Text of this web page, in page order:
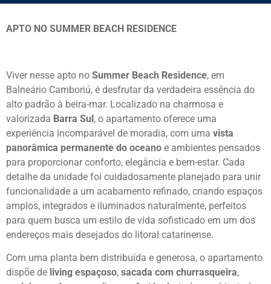
APTO NO SUMMER BEACH RESIDENCE
Viver nesse apto no Summer Beach Residence, em
Balneário Camboriú, é desfrutar da verdadeira essência do
alto padrão à beira-mar. Localizado na charmosa e
valorizada Barra Sul, o apartamento oferece uma
experiência incomparável de moradia, com uma vista
panorâmica permanente do oceano e ambientes pensados
para proporcionar conforto, elegância e bem-estar. Cada
detalhe da unidade foi cuidadosamente planejado para unir
funcionalidade a um acabamento refinado, criando espaços
amplos, integrados e iluminados naturalmente, perfeitos
para quem busca um estilo de vida sofisticado em um dos
endereços mais desejados do litoral catarinense.
Com uma planta bem distribuída e generosa, o apartamento
dispõe de living espaçoso, sacada com churrasqueira,